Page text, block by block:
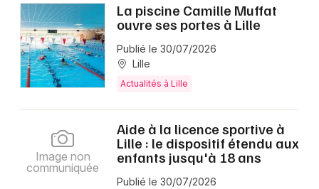
La piscine Camille Muffat
ouvre ses portes à Lille
Publié le 30/07/2026
Lille
Actualités à Lille
Aide à la licence sportive à
Lille : le dispositif étendu aux
enfants jusqu'à 18 ans
Publié le 30/07/2026
Image non
communiquée